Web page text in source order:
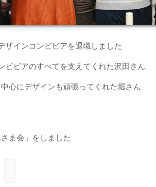
ザインコンビビアを退職しました
ビビアのすべてを支えてくれた沢田さん
心にデザインも頑張ってくれた堀さん
ま会」をしました